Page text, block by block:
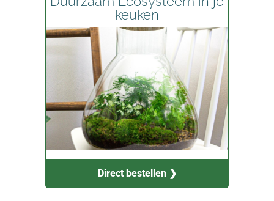
keuken
Direct bestellen ❯